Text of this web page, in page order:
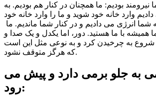
بودیم: ما همچنان در کنار هم بودیم. به
وارد خانه خود شوید و ما را وارد خانه خود
شما انرژی می دادیم و در کنار شما ماندیم. ما
همیشه با ما هستید. دور، اما یکدل و یک صدا و
به چرخیدن کرد و به نوعی مثل این است
که هرگز متوقف نشود.
به جلو برمی دارد و پیش می
رود: